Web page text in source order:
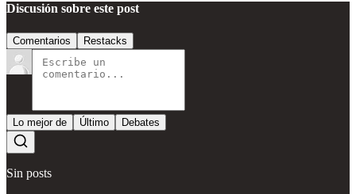
Discusión sobre este post
Comentarios Restacks
Lo mejor de Último Debates
Sin posts